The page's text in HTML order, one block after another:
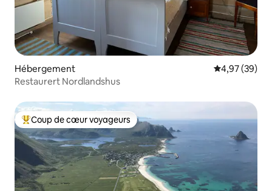
Hébergement Évaluation
4,97 (39)
Restaurert Nordlandshus
Coups de cœur voyageurs les plus appréciés
Coup de cœur voyageurs